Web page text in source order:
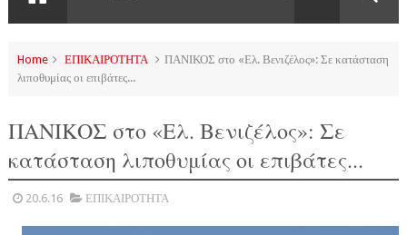
Home ΕΠΙΚΑΙΡΟΤΗΤΑ
ΠΑΝΙΚΟΣ στο «Ελ. Βενιζέλος»: Σε κατάσταση
λιποθυμίας οι επιβάτες...
ΠΑΝΙΚΟΣ στο «Ελ. Βενιζέλος»: Σε
κατάσταση λιποθυμίας οι επιβάτες...
20.6.16 ΕΠΙΚΑΙΡΟΤΗΤΑ